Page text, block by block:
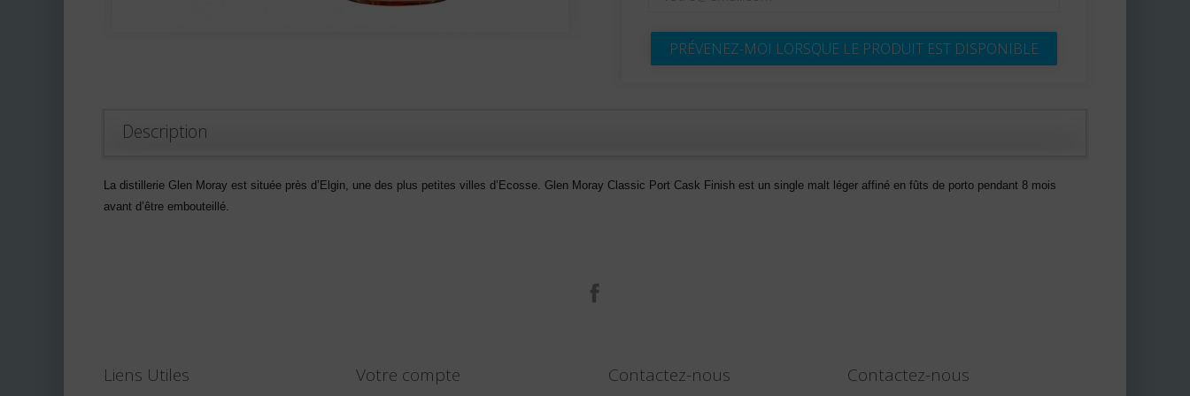
PRÉVENEZ-MOI LORSQUE LE PRODUIT EST DISPONIBLE
Description
La distillerie Glen Moray est située près d’Elgin, une des plus petites villes d’Ecosse. Glen Moray Classic Port Cask Finish est un single malt léger affiné en fûts de porto pendant 8 mois
avant d’être embouteillé.
Liens Utiles Votre compte Contactez-nous Contactez-nous